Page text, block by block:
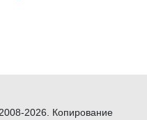
2026. Копирование